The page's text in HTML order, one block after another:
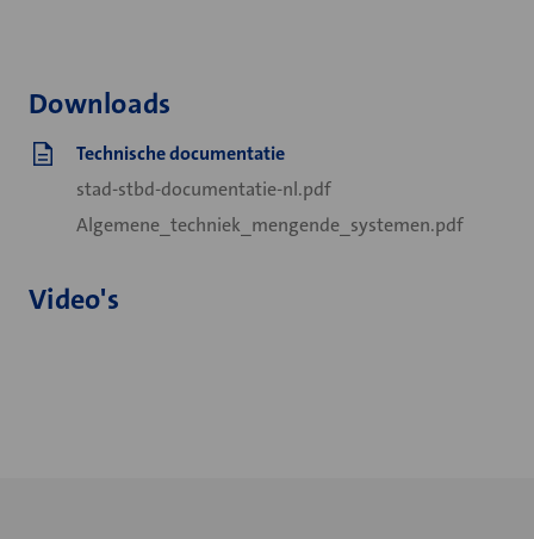
Downloads
Technische documentatie
stad-stbd-documentatie-nl.pdf
Algemene_techniek_mengende_systemen.pdf
Video's